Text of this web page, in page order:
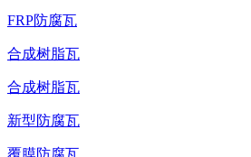
FRP防腐瓦
合成树脂瓦
合成树脂瓦
新型防腐瓦